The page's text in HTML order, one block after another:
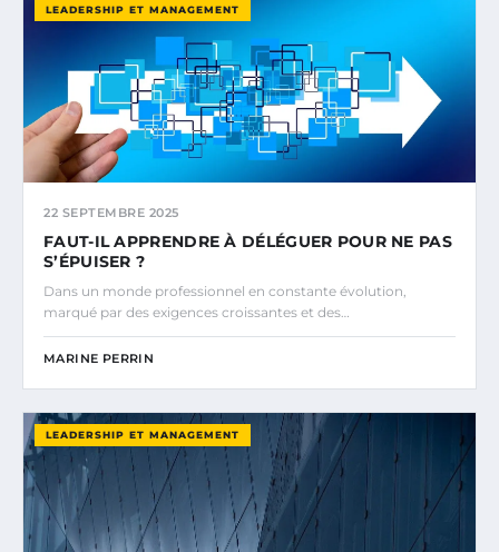
LEADERSHIP ET MANAGEMENT
22 SEPTEMBRE 2025
FAUT-IL APPRENDRE À DÉLÉGUER POUR NE PAS
S’ÉPUISER ?
Dans un monde professionnel en constante évolution,
marqué par des exigences croissantes et des…
MARINE PERRIN
LEADERSHIP ET MANAGEMENT